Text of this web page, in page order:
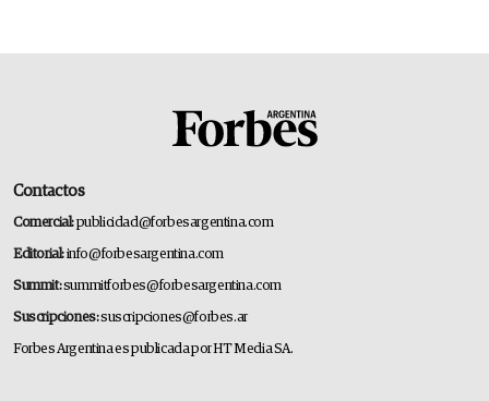
Contactos
Comercial:publicidad@forbesargentina.com
Editorial:info@forbesargentina.com
Summit:summitforbes@forbesargentina.com
Suscripciones:suscripciones@forbes.ar
Forbes Argentina es publicada por HT Media SA.